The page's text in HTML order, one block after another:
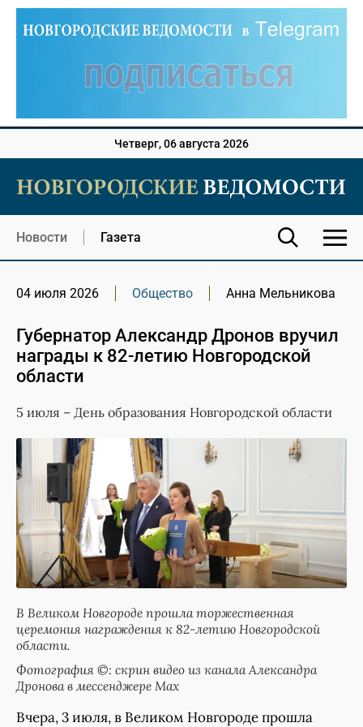
Четверг, 06 августа 2026
Новости Газета
04 июля 2026 Общество Анна Мельникова
Губернатор Александр Дронов вручил
награды к 82-летию Новгородской
области
5 июля – День образования Новгородской области
В Великом Новгороде прошла торжественная
церемония награждения к 82-летию Новгородской
области.
Фотография ©: скрин видео из канала Александра
Дронова в мессенджере Мах
Вчера, 3 июля, в Великом Новгороде прошла